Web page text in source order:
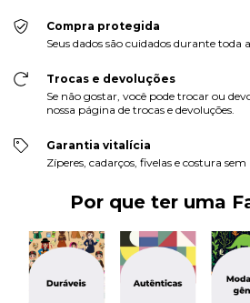
Compra protegida
Seus dados são cuidados durante toda
Trocas e devoluções
Se não gostar, você pode trocar ou
nossa página de trocas e devoluções.
Garantia vitalícia
Zíperes, cadarços, fivelas e costura
Por que ter uma